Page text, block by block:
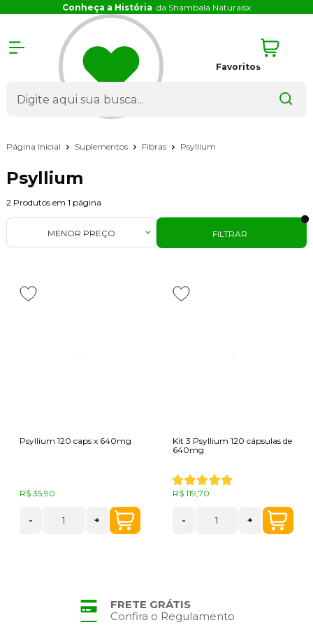
Conheça a História da Shambala Naturaisx
Favoritos
Página Inicial Suplementos Fibras Psyllium
Psyllium
2 Produtos em 1 página
FILTRAR
MENOR PREÇO
Psyllium 120 caps x 640mg
R$ 35,90
- +
Kit 3 Psyllium 120 cápsulas de
640mg
R$ 119,70
- +
FRETE GRÁTIS
Confira o Regulamento